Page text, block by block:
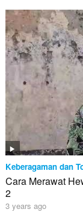
Keberagaman dan
Cara Merawat
2
3 years ago